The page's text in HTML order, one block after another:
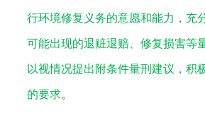
行环境修复义务的意愿和能力，充
可能出现的退赃退赔、修复损害等
以视情况提出附条件量刑建议，积
的要求。